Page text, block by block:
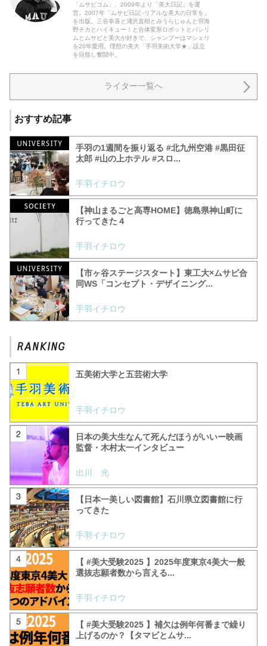
「ムサビコム」、2009年より「美大日記」を運
営。2007年「ムサビ日記 -リアルな美大の日常を」
を出版。三谷幸喜と浦沢直樹とみうらじゅんと羽海
野チカとハイキュー！と合体変形ロボットとパシリ
ムとムサビと美大が好きで、シャンプーはマシェリ
を20年愛用。理想の美大「手羽美術大学★」設立
を目指し奮闘中。
ライター一覧へ
おすすめ記事
手羽の1週間を振り返る #北九州空港 #黒田征
太郎 #山の上ホテル #スロ...
手羽イチロウ
【神山まるごと高専HOME】徳島県神山町に
行ってきた４
手羽イチロウ
【市ヶ谷ステージスタート】東工大×ムサビ合
同WS「コンセプト・デザイニング...
手羽イチロウ
五美術大学と五芸術大学
手羽イチロウ
日本の美大生なんて死んだほうがいいー映画
監督・木村太一インタビュー
出川 光
【日本一美しい図書館】石川県立図書館に行
ってきた
手羽イチロウ
【 #美大受験2025 】2025年度東京4美大一般
選抜志願者数から言える...
手羽イチロウ
【 #美大受験2025 】補欠は例年何番まで繰り
上げるのか？【タマビとムサ...